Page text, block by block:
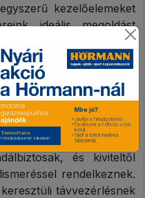
kezelőelemeket
ideális megoldást
rendszerek, valamint
minden felhasználási
kínálják. Minden
teszteltek az
így Ön gyors
működésre
és kiviteltől
rendelkeznek.
távvezérlésnek